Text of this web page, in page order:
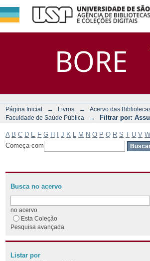
BORE
Filtrar
Assunto
DSpace/Manakin +
Página Inicial → Livros → Acervo das
Faculdade de Saúde Pública
→ Filtrar por:
A B C D E F G H J K M N O P Q R S T U V W
Começa com
Busca no acervo
no acervo
Esta Coleção
Pesquisa avançada
Listar por